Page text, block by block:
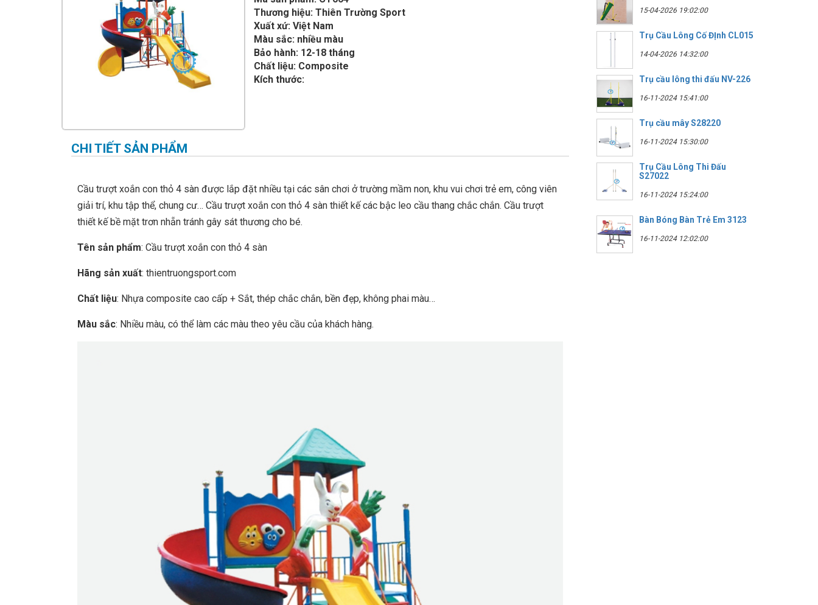
THIẾT BỊ PHÒNG GYM THIÊN
TRƯỜNG
CỎ NHÂN TẠO
Thương hiệu: Thiên Trường Sport
Xuất xứ: Việt Nam
Màu sắc: nhiều màu
Bảo hành: 12-18 tháng
Chất liệu: Composite
Kích thước:
CHI TIẾT SẢN PHẨM
Cầu trượt xoắn con thỏ 4 sàn được lắp đặt nhiều tại các sân chơi ở trường mầm non, khu vui chơi trẻ em, công viên
giải trí, khu tập thể, chung cư… Cầu trượt xoắn con thỏ 4 sàn thiết kế các bậc leo cầu thang chắc chắn. Cầu trượt
thiết kế bề mặt trơn nhẵn tránh gây sát thương cho bé.
Tên sản phẩm: Cầu trượt xoắn con thỏ 4 sàn
Hãng sản xuất: thientruongsport.com
Chất liệu: Nhựa composite cao cấp + Sắt, thép chắc chắn, bền đẹp, không phai màu…
Màu sắc: Nhiều màu, có thể làm các màu theo yêu cầu của khách hàng.
15-04-2026 19:02:00
Trụ Cầu Lông Cố ĐỊnh CL015
14-04-2026 14:32:00
Trụ cầu lông thi đấu NV-226
16-11-2024 15:41:00
Trụ cầu mây S28220
16-11-2024 15:30:00
Trụ Cầu Lông Thi Đấu
S27022
16-11-2024 15:24:00
Bàn Bóng Bàn Trẻ Em 3123
16-11-2024 12:02:00